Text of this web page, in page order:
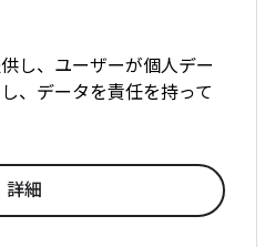
し、ユーザーが個人デー
、データを責任を持って
詳細